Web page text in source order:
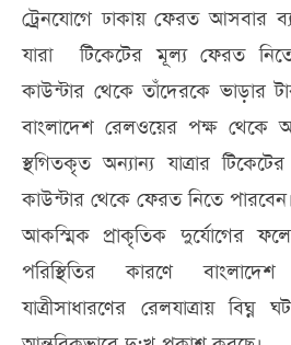
ট্রেনযোগে ঢাকায় ফেরত আসবার
যারা টিকেটের মূল্য ফেরত নিতে
কাউন্টার থেকে তাঁদেরকে ভাড়ার
বাংলাদেশ রেলওয়ের পক্ষ থেকে
স্থগিতকৃত অন্যান্য যাত্রার
কাউন্টার থেকে ফেরত নিতে পারবেন।
আকস্মিক প্রাকৃতিক দুর্যোগের
পরিস্থিতির কারণে
যাত্রীসাধারণের রেলযাত্রায় বিঘ্ন